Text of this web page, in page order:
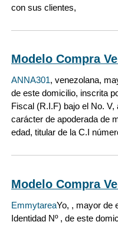
con sus clientes,
Modelo Compra
ANNA301, venezolana,
de este domicilio, inscrita
Fiscal (R.I.F) bajo el No.
carácter de apoderada de
edad, titular de la C.I
Modelo Compra
EmmytareaYo, , mayor de
Identidad Nº , de este